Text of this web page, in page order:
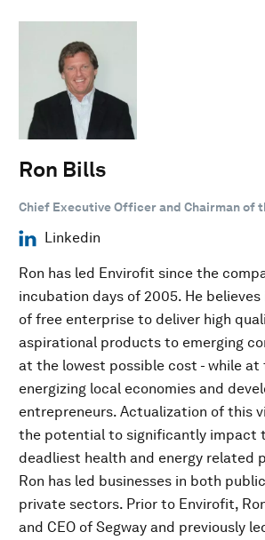
Ron Bills
Chief Executive Officer and Chairman of
Linkedin
Ron has led Envirofit since the
incubation days of 2005. He
of free enterprise to deliver high
aspirational products to emerging
at the lowest possible cost - while at
energizing local economies and
entrepreneurs. Actualization of this
the potential to significantly impact
deadliest health and energy related
Ron has led businesses in both
private sectors. Prior to Envirofit,
and CEO of Segway and previously